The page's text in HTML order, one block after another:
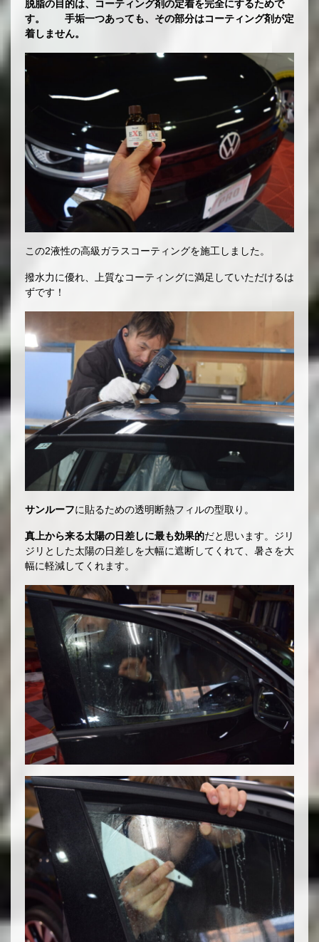
脱脂の目的は、コーティング剤の定着を完全にするためで
す。 手垢一つあっても、その部分はコーティング剤が定
着しません。
この2液性の高級ガラスコーティングを施工しました。
撥水力に優れ、上質なコーティングに満足していただけるは
ずです！
サンルーフに貼るための透明断熱フィルの型取り。
真上から来る太陽の日差しに最も効果的だと思います。ジリ
ジリとした太陽の日差しを大幅に遮断してくれて、暑さを大
幅に軽減してくれます。